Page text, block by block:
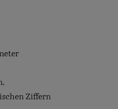
Ziffern